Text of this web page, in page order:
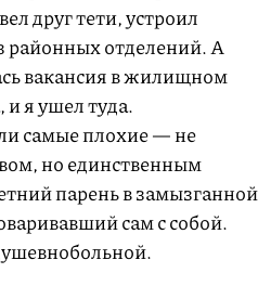
друг тети, устроил
районных отделений. А
вакансия в жилищном
и я ушел туда.
самые плохие — не
но единственным
парень в замызганной
сам с собой.